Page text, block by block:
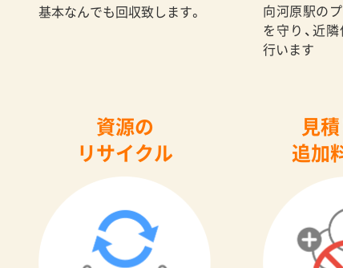
基本なんでも回収致します。
向河原駅の
を守り、近
行います
資源の
リサイクル
見
追加